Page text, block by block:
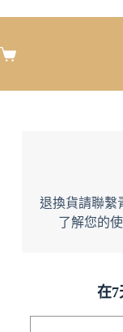
退換貨請聯繫
了解您的
在7